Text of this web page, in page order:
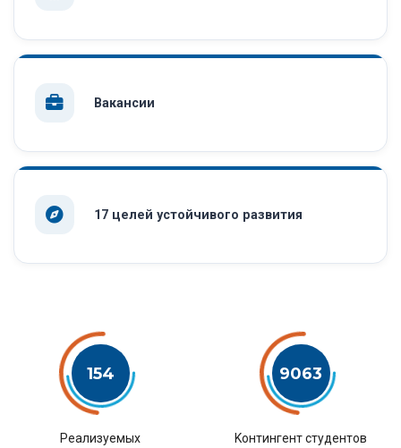
Вакансии
17 целей устойчивого развития
154
Pеализуемых
9063
Kонтингент студентов